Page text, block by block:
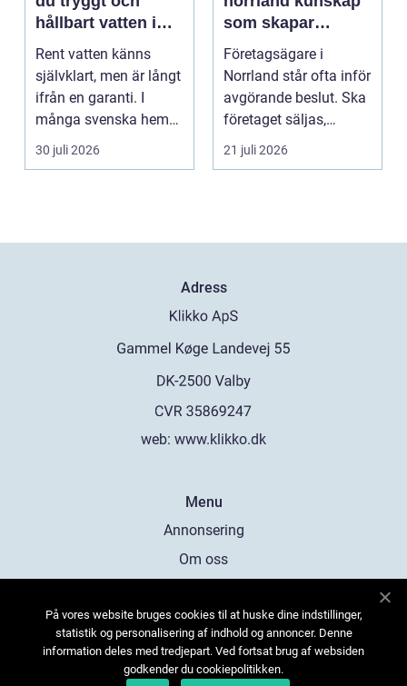
hållbart vatten i
vardagen
Rent vatten känns
självklart, men är långt
ifrån en garanti. I
många svenska hem
innehåller kranvatt...
30 juli 2026
som skapar
tryggare affärer
Företagsägare i
Norrland står ofta inför
avgörande beslut. Ska
företaget säljas,
generationsskiftas,...
21 juli 2026
Adress
web: www.klikko.dk
Menu
Annonsering
Om oss
Kontakta oss
Sitemap
På vores website bruges cookies til at huske dine indstillinger,
statistik og personalisering af indhold og annoncer. Denne
information deles med tredjepart. Ved fortsat brug af websiden
godkender du cookiepolitikken.